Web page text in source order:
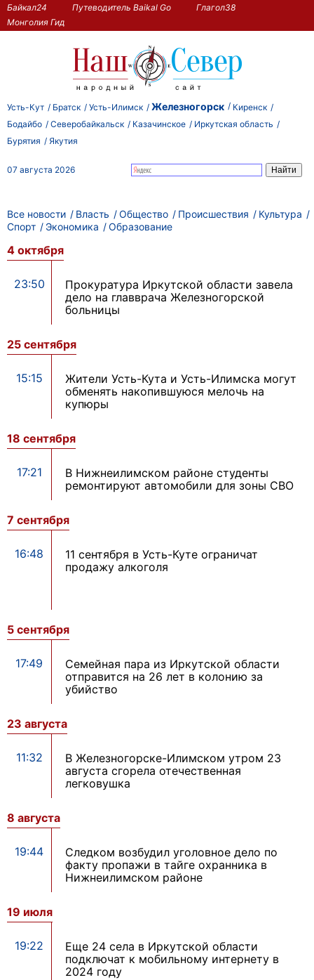
Байкал24 Путеводитель Baikal Go
Глагол38
Монголия Гид
Усть-Кут Братск Усть-Илимск Железногорск
Киренск
Бодайбо
Северобайкальск Казачинское
Иркутская область
Бурятия
Якутия
07 августа 2026
Все новости Власть Общество Происшествия
Культура
Спорт
Экономика Образование
4 октября
23:50
Прокуратура Иркутской области завела
дело на главврача Железногорской
больницы
25 сентября
15:15
Жители Усть-Кута и Усть-Илимска могут
обменять накопившуюся мелочь на
купюры
18 сентября
17:21
В Нижнеилимском районе студенты
ремонтируют автомобили для зоны СВО
7 сентября
16:48
11 сентября в Усть-Куте ограничат
продажу алкоголя
5 сентября
17:49
Семейная пара из Иркутской области
отправится на 26 лет в колонию за
убийство
23 августа
11:32
В Железногорске-Илимском утром 23
августа сгорела отечественная
легковушка
8 августа
19:44
Следком возбудил уголовное дело по
факту пропажи в тайге охранника в
Нижнеилимском районе
19 июля
19:22
Еще 24 села в Иркутской области
подключат к мобильному интернету в
2024 году